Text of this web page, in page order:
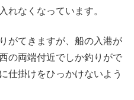
れなくなっています。
がてきますが、船の入港が
の両端付近でしか釣りがで
仕掛けをひっかけないよう